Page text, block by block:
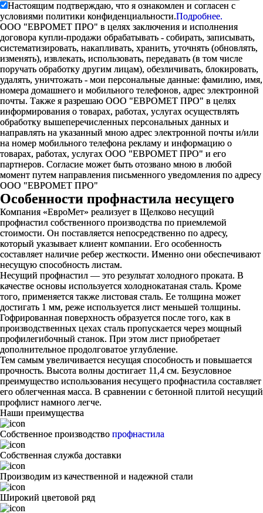
Настоящим подтверждаю, что я ознакомлен и согласен с
условиями политики конфиденциальности.Подробнее.
ООО "ЕВРОМЕТ ПРО" в целях заключения и исполнения
договора купли-продажи обрабатывать - собирать, записывать,
систематизировать, накапливать, хранить, уточнять (обновлять,
изменять), извлекать, использовать, передавать (в том числе
поручать обработку другим лицам), обезличивать, блокировать,
удалять, уничтожать - мои персональные данные: фамилию, имя,
номера домашнего и мобильного телефонов, адрес электронной
почты. Также я разрешаю ООО "ЕВРОМЕТ ПРО" в целях
информирования о товарах, работах, услугах осуществлять
обработку вышеперечисленных персональных данных и
направлять на указанный мною адрес электронной почты и/или
на номер мобильного телефона рекламу и информацию о
товарах, работах, услугах ООО "ЕВРОМЕТ ПРО" и его
партнеров. Согласие может быть отозвано мною в любой
момент путем направления письменного уведомления по адресу
ООО "ЕВРОМЕТ ПРО"
Особенности профнастила несущего
Компания «ЕвроМет» реализует в Щелково несущий
профнастил собственного производства по приемлемой
стоимости. Он поставляется непосредственно по адресу,
который указывает клиент компании. Его особенность
составляет наличие ребер жесткости. Именно они обеспечивают
несущую способность листам.
Несущий профнастил — это результат холодного проката. В
качестве основы используется холоднокатаная сталь. Кроме
того, применяется также листовая сталь. Ее толщина может
достигать 1 мм, реже используется лист меньшей толщины.
Гофрированная поверхность образуется после того, как в
производственных цехах сталь пропускается через мощный
профилегибочный станок. При этом лист приобретает
дополнительное продолговатое углубление.
Тем самым увеличивается несущая способность и повышается
прочность. Высота волны достигает 11,4 см. Безусловное
преимущество использования несущего профнастила составляет
его облегченная масса. В сравнении с бетонной плитой несущий
профлист намного легче.
Наши преимущества
Собственное производство профнастила
Собственная служба доставки
Производим из качественной и надежной стали
Широкий цветовой ряд